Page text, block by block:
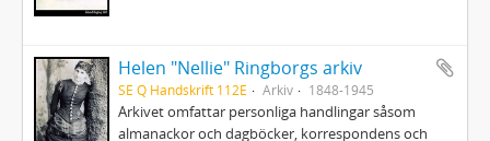
Helen "Nellie" Ringborgs arkiv
SE Q Handskrift 112E Arkiv 1848-1945
Arkivet omfattar personliga handlingar såsom
almanackor och dagböcker, korrespondens och